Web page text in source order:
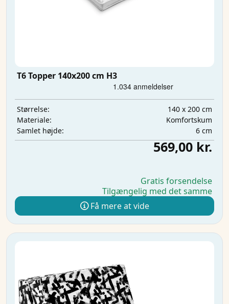
T6 Topper 140x200 cm H3
Størrelse:
140 x 200 cm
Materiale:
Komfortskum
Samlet højde:
6 cm
569,00 kr.
Gratis forsendelse
Tilgængelig med det samme
Få mere at vide